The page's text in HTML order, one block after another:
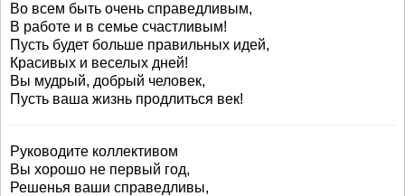
Во всем быть очень справедливым,
В работе и в семье счастливым!
Пусть будет больше правильных идей,
Красивых и веселых дней!
Вы мудрый, добрый человек,
Пусть ваша жизнь продлиться век!
Руководите коллективом
Вы хорошо не первый год,
Решенья ваши справедливы,